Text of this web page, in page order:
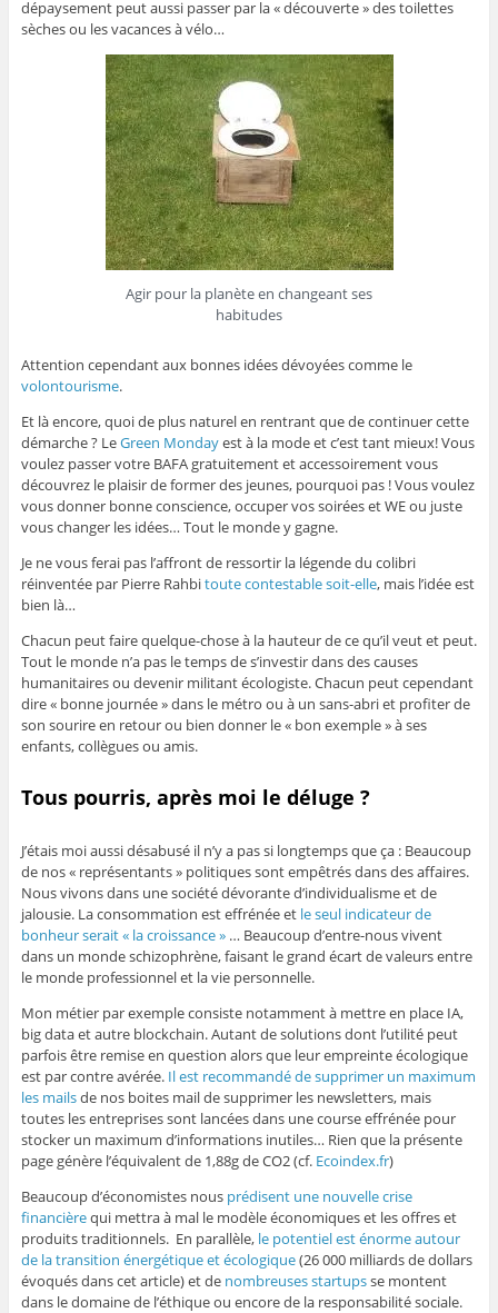
dépaysement peut aussi passer par la « découverte » des toilettes
sèches ou les vacances à vélo…
Agir pour la planète en changeant ses
habitudes
Attention cependant aux bonnes idées dévoyées comme le
volontourisme.
Et là encore, quoi de plus naturel en rentrant que de continuer cette
démarche ? LeGreen Mondayest à la mode et c’est tant mieux! Vous
voulez passer votre BAFA gratuitement et accessoirement vous
découvrez le plaisir de former des jeunes, pourquoi pas ! Vous voulez
vous donner bonne conscience, occuper vos soirées et WE ou juste
vous changer les idées… Tout le monde y gagne.
Je ne vous ferai pas l’affront de ressortir la légende du colibri
réinventée par Pierre Rahbitoute contestable soit-elle, mais l’idée est
bien là…
Chacun peut faire quelque-chose à la hauteur de ce qu’il veut et peut.
Tout le monde n’a pas le temps de s’investir dans des causes
humanitaires ou devenir militant écologiste. Chacun peut cependant
dire « bonne journée » dans le métro ou à un sans-abri et profiter de
son sourire en retour ou bien donner le « bon exemple » à ses
enfants, collègues ou amis.
Tous pourris, après moi le déluge ?
J’étais moi aussi désabusé il n’y a pas si longtemps que ça : Beaucoup
de nos « représentants » politiques sont empêtrés dans des affaires.
Nous vivons dans une société dévorante d’individualisme et de
jalousie. La consommation est effrénée et le seul indicateur de
bonheur serait « la croissance »… Beaucoup d’entre-nous vivent
dans un monde schizophrène, faisant le grand écart de valeurs entre
le monde professionnel et la vie personnelle.
Mon métier par exemple consiste notamment à mettre en place IA,
big data et autre blockchain. Autant de solutions dont l’utilité peut
parfois être remise en question alors que leur empreinte écologique
est par contre avérée. Il est recommandé de supprimer un maximum
les mailsde nos boites mail de supprimer les newsletters, mais
toutes les entreprises sont lancées dans une course effrénée pour
stocker un maximum d’informations inutiles… Rien que la présente
page génère l’équivalent de 1,88g de CO2 (cf. Ecoindex.fr)
Beaucoup d’économistes nous prédisent une nouvelle crise
financièrequi mettra à mal le modèle économiques et les offres et
produits traditionnels. En parallèle, le potentiel est énorme autour
de la transition énergétique et écologique(26 000 milliards de dollars
évoqués dans cet article) et de nombreuses startupsse montent
dans le domaine de l’éthique ou encore de la responsabilité sociale.